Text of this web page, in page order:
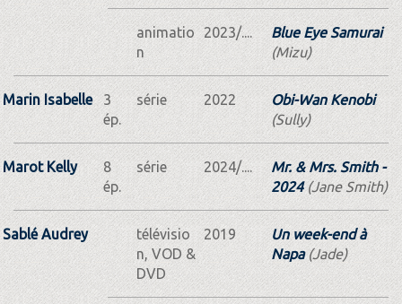
animatio
n
2023/....
Blue Eye Samurai
(Mizu)
Marin Isabelle
3
ép.
série 2022
Obi-Wan Kenobi
(Sully)
Marot Kelly
8
ép.
série 2024/....
Mr. & Mrs. Smith -
2024(Jane Smith)
Sablé Audrey
télévisio
n, VOD &
DVD
2019
Un week-end à
Napa(Jade)